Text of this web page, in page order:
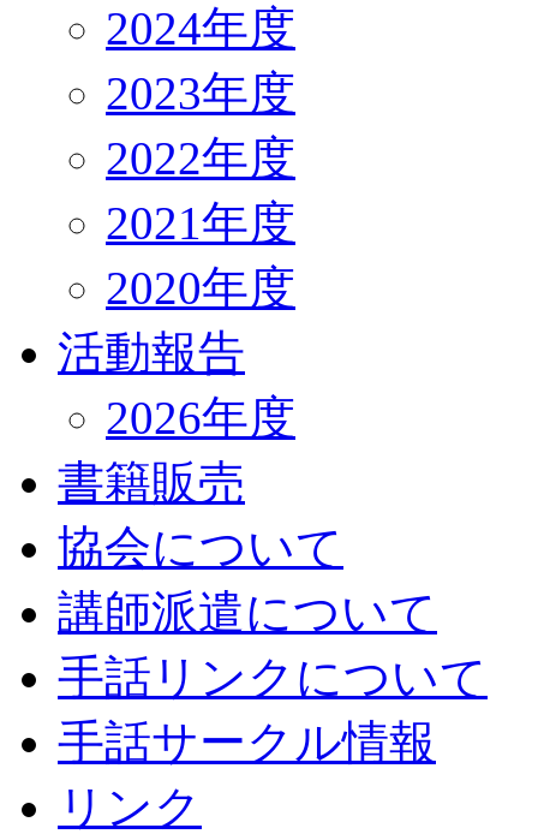
2024年度
2023年度
2022年度
2021年度
2020年度
活動報告
2026年度
書籍販売
協会について
講師派遣について
手話リンクについて
手話サークル情報
リンク